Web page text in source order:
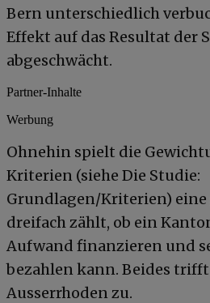
Bern unterschiedlich
Effekt auf das Resultat der
abgeschwächt.
Partner-Inhalte
Werbung
Ohnehin spielt die
Kriterien (siehe Die Studie:
Grundlagen/Kriterien) eine
dreifach zählt, ob ein
Aufwand finanzieren und
bezahlen kann. Beides
Ausserrhoden zu.